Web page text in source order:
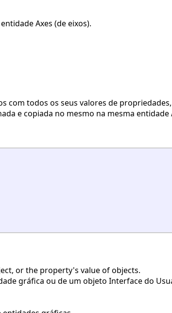
Axes (de eixos).
com todos os seus valores de
e copiada no mesmo na mesma entidade
or the property's value of objects.
gráfica ou de um objeto Interface do